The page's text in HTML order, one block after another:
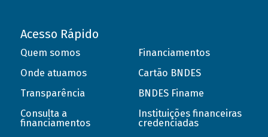
Acesso Rápido
Quem somos
Onde atuamos
Transparência
Consulta a
financiamentos
Financiamentos
Cartão BNDES
BNDES Finame
Instituições financeiras
credenciadas